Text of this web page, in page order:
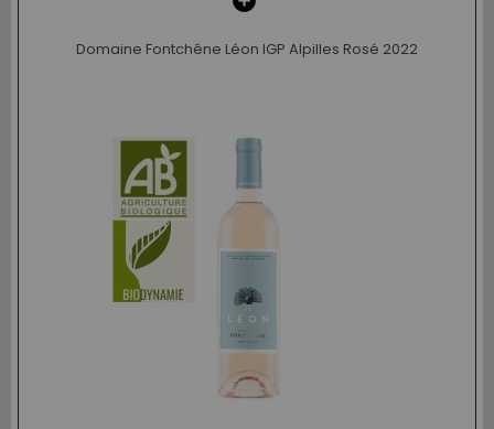
Domaine Fontchêne Léon IGP Alpilles Rosé 2022